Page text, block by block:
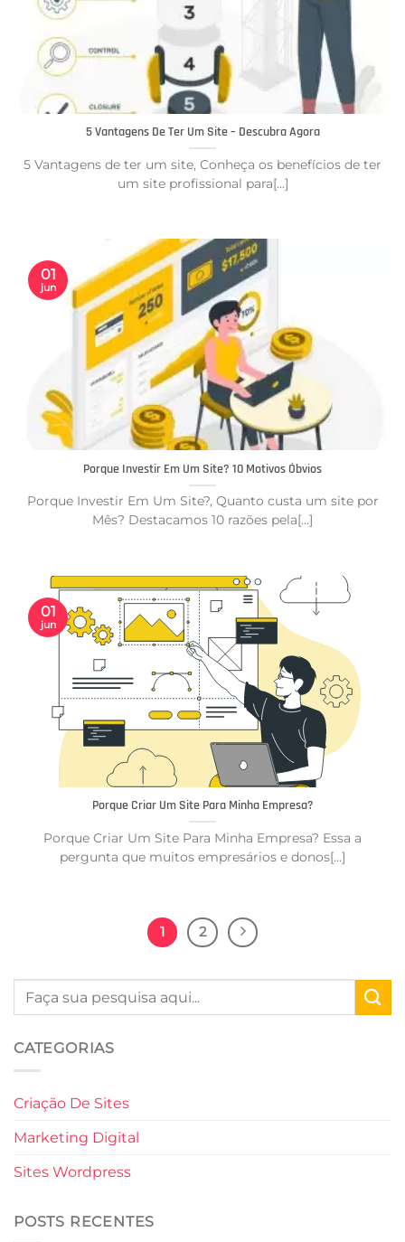
5 Vantagens De Ter Um Site – Descubra Agora
5 Vantagens de ter um site, Conheça os benefícios de ter
um site profissional para[...]
Porque Investir Em Um Site? 10 Motivos Óbvios
Porque Investir Em Um Site?, Quanto custa um site por
Mês? Destacamos 10 razões pela[...]
01
jun
Porque Criar Um Site Para Minha Empresa?
Porque Criar Um Site Para Minha Empresa? Essa a
pergunta que muitos empresários e donos[...]
01
jun
1 2
CATEGORIAS
Criação De Sites
Marketing Digital
Sites Wordpress
POSTS RECENTES